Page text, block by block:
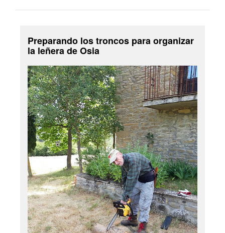
Preparando los troncos para organizar
la leñera de Osia